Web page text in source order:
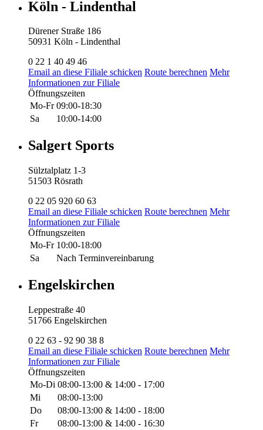
Köln - Lindenthal
Dürener Straße 186
50931 Köln - Lindenthal
0 22 1 40 49 46
Email an diese Filiale schicken Route berechnen Mehr
Informationen zur Filiale
Öffnungszeiten
Mo-Fr 09:00-18:30
Sa
10:00-14:00
Salgert Sports
Sülztalplatz 1-3
51503 Rösrath
0 22 05 920 60 63
Email an diese Filiale schicken Route berechnen Mehr
Informationen zur Filiale
Öffnungszeiten
Mo-Fr 10:00-18:00
Sa
Nach Terminvereinbarung
Engelskirchen
Leppestraße 40
51766 Engelskirchen
0 22 63 - 92 90 38 8
Email an diese Filiale schicken Route berechnen Mehr
Informationen zur Filiale
Öffnungszeiten
Mo-Di 08:00-13:00 & 14:00 - 17:00
Mi
08:00-13:00
Do
08:00-13:00 & 14:00 - 18:00
Fr
08:00-13:00 & 14:00 - 16:30